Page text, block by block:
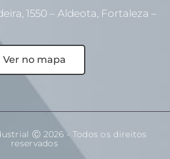
1550 – Aldeota, Fortaleza –
Ver no mapa
Ⓒ 2026 - Todos os direitos
reservados